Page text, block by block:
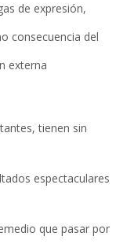
de expresión,
consecuencia del
externa
tienen sin
espectaculares
que pasar por